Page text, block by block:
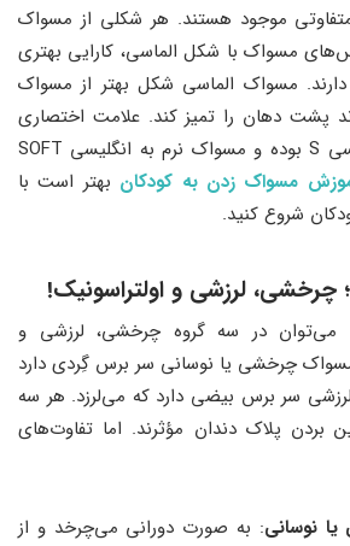
موجود هستند. هر شکلی از مسواک
مسواک با شکل الماسی، کارایی بهتری
مسواک الماسی شکل بهتر از مسواک
پشت دهان را تمیز کند. علامت اختصاری
مسواک نرم حرف انگلیسی S بوده و مسواک نرم به انگلیسی SOFT
مسواک زدن به کودکان بهتر است با
شروع کنید.
چرخشی، لرزشی و اولتراسونیک!
می‌توان در سه گروه چرخشی، لرزشی و
چرخشی یا نوسانی سر برس گِردی دارد
سر برس بیضی دارد که می‌لرزد. هر سه
بردن پلاک دندان مؤثرند. اما تفاوت‌های
نوسانی: به صورت دورانی می‌چرخد و از